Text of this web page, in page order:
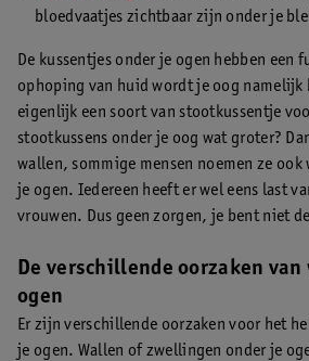
bloedvaatjes zichtbaar zijn onder je
De kussentjes onder je ogen hebben een
ophoping van huid wordt je oog namelijk
eigenlijk een soort van stootkussentje
stootkussens onder je oog wat groter?
wallen, sommige mensen noemen ze
je ogen. Iedereen heeft er wel eens last
vrouwen. Dus geen zorgen, je bent niet
De verschillende oorzaken
ogen
Er zijn verschillende oorzaken voor het
je ogen. Wallen of zwellingen onder je